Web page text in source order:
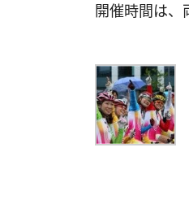
開催時間は、